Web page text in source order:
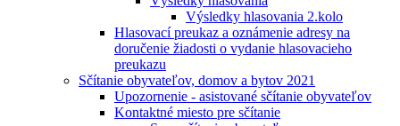
Výsledky hlasovania 2.kolo
Hlasovací preukaz a oznámenie adresy na
doručenie žiadosti o vydanie hlasovacieho
preukazu
Sčítanie obyvateľov, domov a bytov 2021
Upozornenie - asistované sčítanie obyvateľov
Kontaktné miesto pre sčítanie